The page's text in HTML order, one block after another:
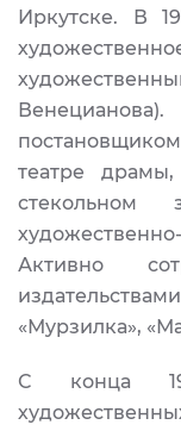
Иркутске. В
театре
Активно
«Мурзилка»,
С конца